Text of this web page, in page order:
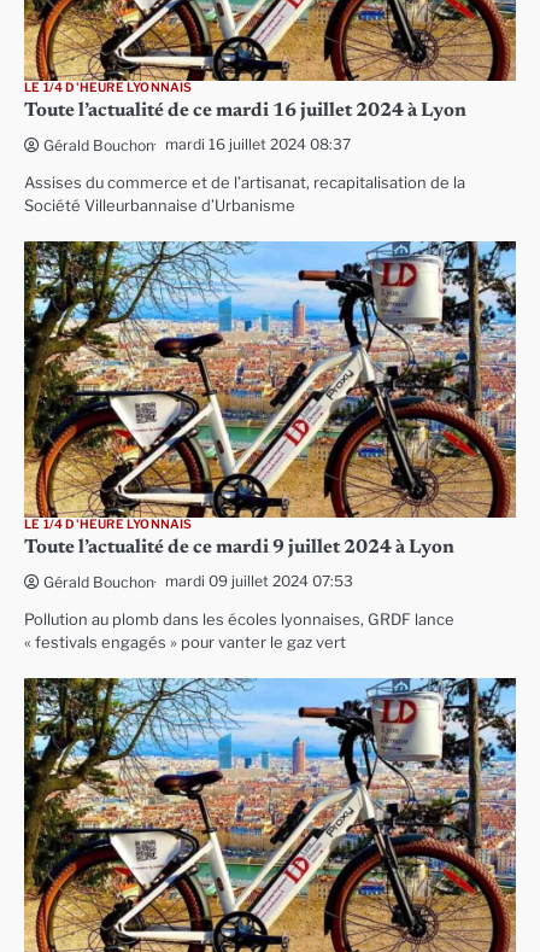
LE 1/4 D'HEURE LYONNAIS
Toute l’actualité de ce mardi 16 juillet 2024 à Lyon
Gérald Bouchon mardi 16 juillet 2024 08:37
Assises du commerce et de l’artisanat, recapitalisation de la
Société Villeurbannaise d’Urbanisme
LE 1/4 D'HEURE LYONNAIS
Toute l’actualité de ce mardi 9 juillet 2024 à Lyon
Gérald Bouchon mardi 09 juillet 2024 07:53
Pollution au plomb dans les écoles lyonnaises, GRDF lance
« festivals engagés » pour vanter le gaz vert